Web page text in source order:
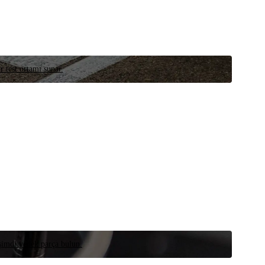
test ortamı sunar.
yedek parça bulun.